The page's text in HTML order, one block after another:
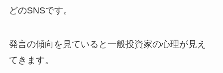
どのSNSです。
発言の傾向を見ていると一般投資家の心理が見え
てきます。